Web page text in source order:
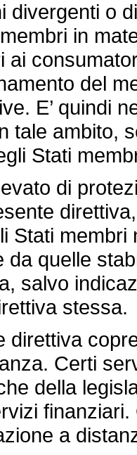
o
in
ai
del
E’ quindi
tale ambito,
Stati
di
Stati
da quelle
salvo
stessa.
Certi
della
a